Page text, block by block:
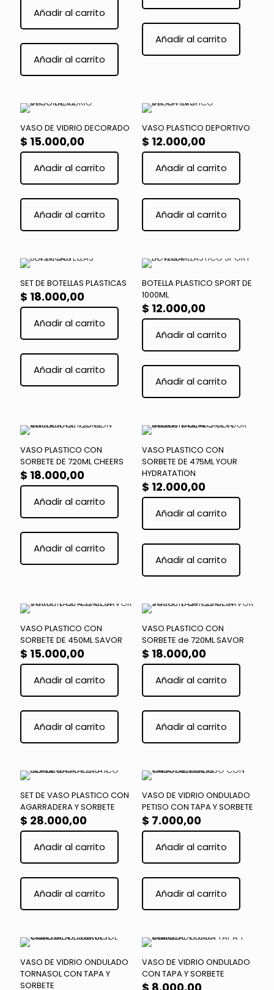
Añadir al carrito
Añadir al carrito
Añadir al carrito
VASO DE VIDRIO DECORADO
$ 15.000,00
Añadir al carrito
Añadir al carrito
VASO PLASTICO DEPORTIVO
$ 12.000,00
Añadir al carrito
Añadir al carrito
SET DE BOTELLAS PLASTICAS
$ 18.000,00
Añadir al carrito
Añadir al carrito
BOTELLA PLASTICO SPORT DE
1000ML
$ 12.000,00
Añadir al carrito
Añadir al carrito
VASO PLASTICO CON
SORBETE DE 720ML CHEERS
$ 18.000,00
Añadir al carrito
Añadir al carrito
VASO PLASTICO CON
SORBETE DE 475ML YOUR
HYDRATATION
$ 12.000,00
Añadir al carrito
Añadir al carrito
VASO PLASTICO CON
SORBETE DE 450ML SAVOR
$ 15.000,00
Añadir al carrito
Añadir al carrito
VASO PLASTICO CON
SORBETE de 720ML SAVOR
$ 18.000,00
Añadir al carrito
Añadir al carrito
SET DE VASO PLASTICO CON
AGARRADERA Y SORBETE
$ 28.000,00
Añadir al carrito
Añadir al carrito
VASO DE VIDRIO ONDULADO
PETISO CON TAPA Y SORBETE
$ 7.000,00
Añadir al carrito
Añadir al carrito
VASO DE VIDRIO ONDULADO
TORNASOL CON TAPA Y
SORBETE
VASO DE VIDRIO ONDULADO
CON TAPA Y SORBETE